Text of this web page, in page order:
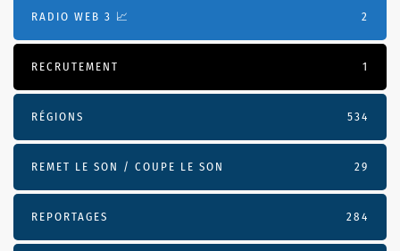
RADIO WEB 3 📈 2
RECRUTEMENT 1
RÉGIONS 534
REMET LE SON / COUPE LE SON 29
REPORTAGES 284